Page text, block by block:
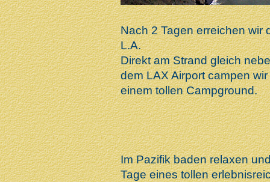
Nach 2 Tagen erreichen wir
L.A.
Direkt am Strand gleich
dem LAX Airport campen
einem tollen Campground.
Im Pazifik baden relaxen
Tage eines tollen